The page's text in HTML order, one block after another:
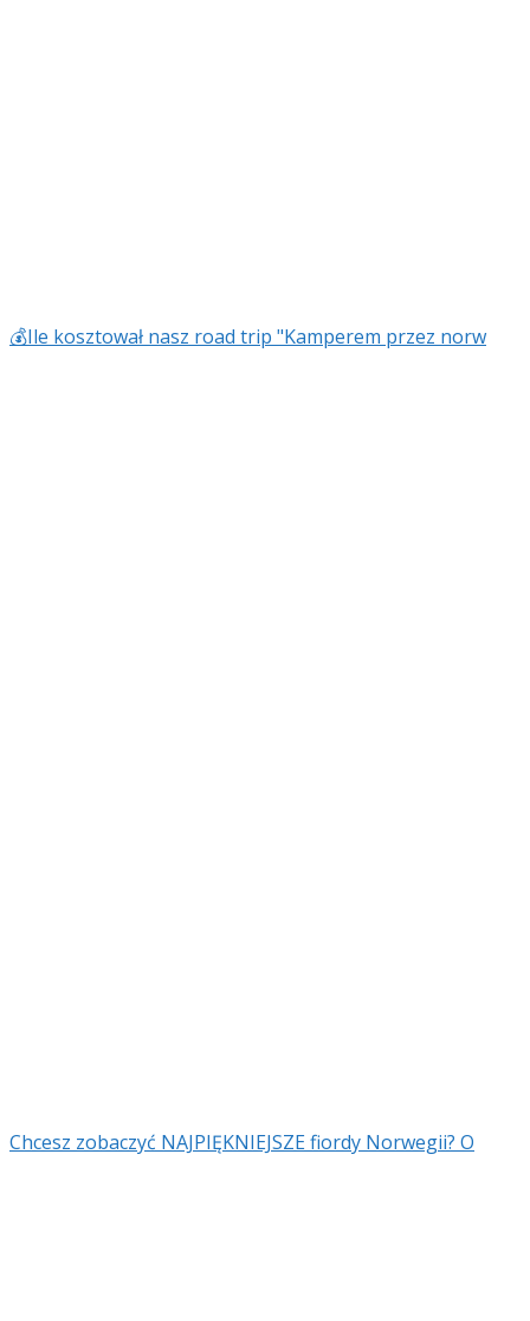
💰Ile kosztował nasz road trip "Kamperem przez norw
Chcesz zobaczyć NAJPIĘKNIEJSZE fiordy Norwegii? O